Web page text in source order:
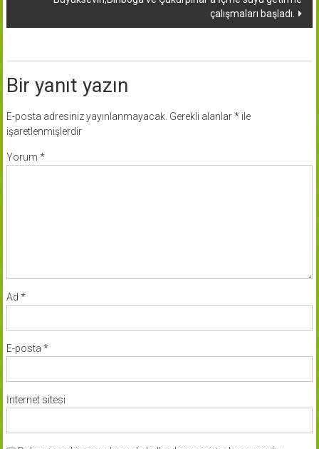
çalışmaları başladı.
Bir yanıt yazın
E-posta adresiniz yayınlanmayacak. Gerekli alanlar*ile
işaretlenmişlerdir
Yorum *
Ad *
E-posta *
İnternet sitesi